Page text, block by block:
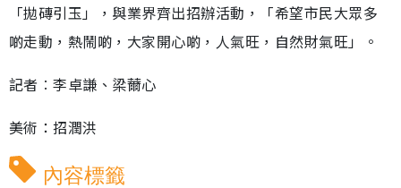
「拋磚引玉」，與業界齊出招辦活動，「希望市民大眾多
啲走動，熱鬧啲，大家開心啲，人氣旺，自然財氣旺」。
記者︰李卓謙、梁薾心
美術：招潤洪
內容標籤